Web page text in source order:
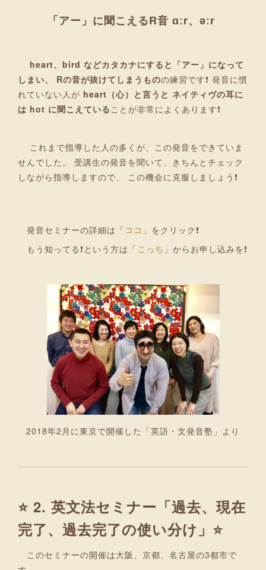
「アー」に聞こえるR音 ɑːr、əːr
heart、bird などカタカナにすると「アー」になって
しまい、 Rの音が抜けてしまうものの練習です❗ 発音に慣
れていない人が heart（心）と言うと ネイティヴの耳に
は hot に聞こえていることが非常によくあります❗
これまで指導した人の多くが、この発音をできていま
せんでした。 受講生の発音を聞いて、きちんとチェック
しながら指導しますので、 この機会に克服しましょう❗
発音セミナーの詳細は「 ココ 」をクリック❗
もう知ってる❗という方は「 こっち 」からお申し込みを❗
2018年2月に東京で開催した「英語・文発音塾」より
⭐ 2. 英文法セミナー「過去、現在
完了、過去完了の使い分け」⭐
このセミナーの開催は大阪、京都、名古屋の3都市で